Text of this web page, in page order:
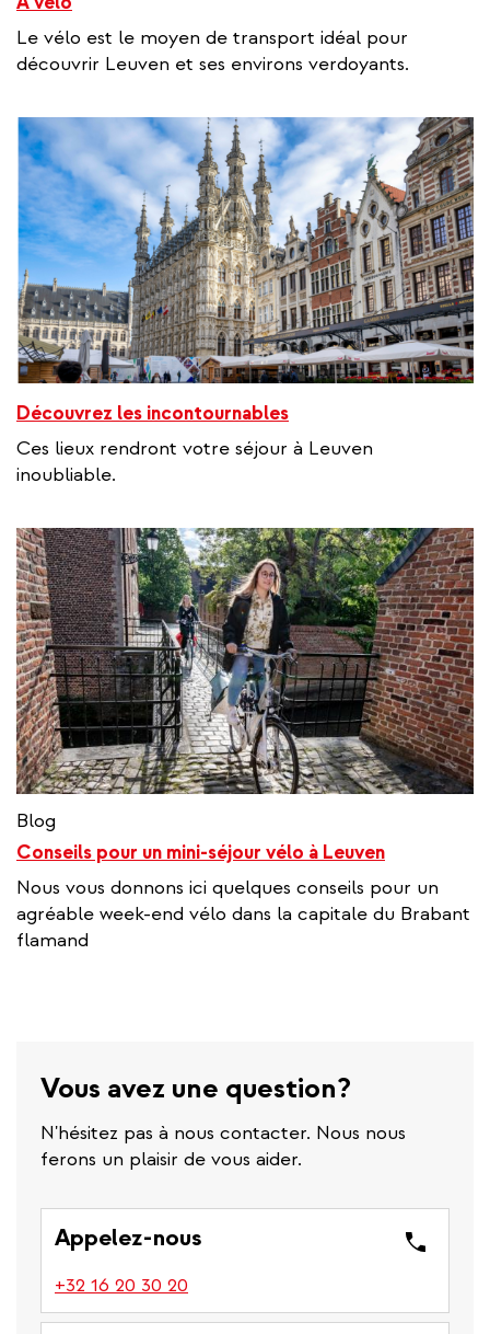
Le vélo est le moyen de transport idéal pour
découvrir Leuven et ses environs verdoyants.
Découvrez les incontournables
Ces lieux rendront votre séjour à Leuven
inoubliable.
Blog
Conseils pour un mini-séjour vélo à Leuven
Nous vous donnons ici quelques conseils pour un
agréable week-end vélo dans la capitale du Brabant
flamand
Vous avez une question?
N'hésitez pas à nous contacter. Nous nous
ferons un plaisir de vous aider.
Appelez-nous
+32 16 20 30 20
is